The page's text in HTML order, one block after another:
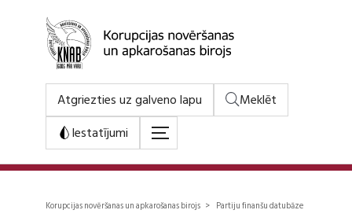
Atgriezties uz galveno lapu
Meklēt
Iestatījumi
Korupcijas novēršanas un apkarošanas birojs > Partiju finanšu datubāze